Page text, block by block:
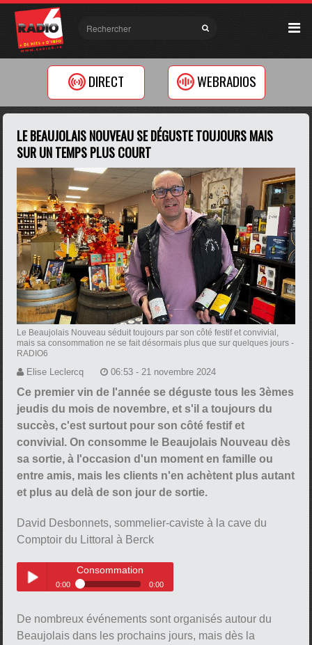
DIRECT WEBRADIOS
LE BEAUJOLAIS NOUVEAU SE DÉGUSTE TOUJOURS MAIS
SUR UN TEMPS PLUS COURT
Le Beaujolais Nouveau séduit toujours par son côté festif et convivial,
mais sa consommation ne se fait désormais plus que sur quelques jours -
RADIO6
Elise Leclercq 06:53 - 21 novembre 2024
Ce premier vin de l'année se déguste tous les 3èmes
jeudis du mois de novembre, et s'il a toujours du
succès, c'est surtout pour son côté festif et
convivial. On consomme le Beaujolais Nouveau dès
sa sortie, à l'occasion d'un moment en famille ou
entre amis, mais les clients n'en achètent plus autant
et plus au delà de son jour de sortie.
David Desbonnets, sommelier-caviste à la cave du
Comptoir du Littoral à Berck
Play /
Consommation
0:00 0:00
De nombreux événements sont organisés autour du
Beaujolais dans les prochains jours, mais dès la